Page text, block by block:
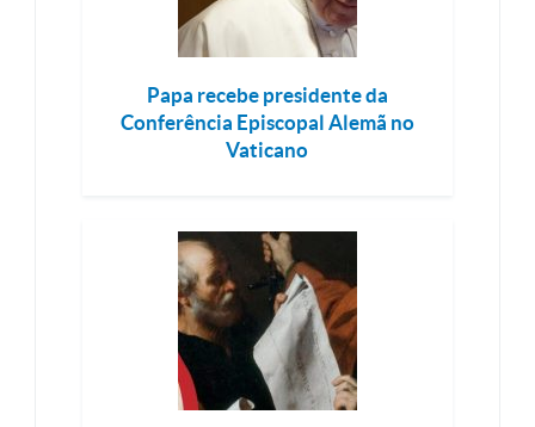
Papa recebe presidente da
Conferência Episcopal Alemã no
Vaticano